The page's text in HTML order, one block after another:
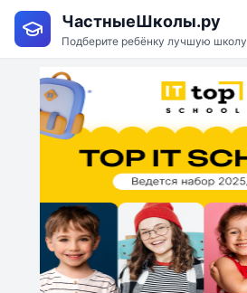
ЧастныеШколы.ру
Подберите ребёнку лучшую школу